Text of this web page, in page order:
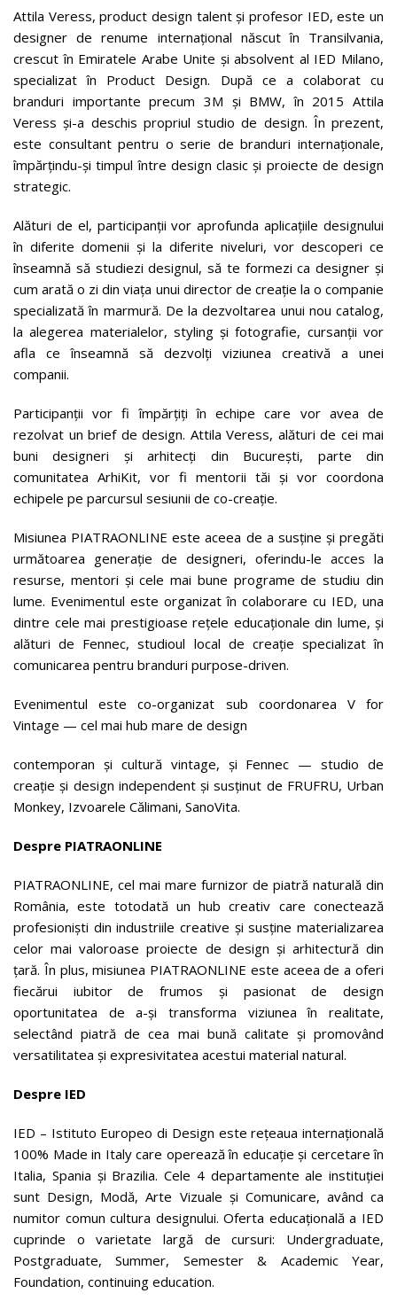
Attila Veress, product design talent și profesor IED, este un
designer de renume internațional născut în Transilvania,
crescut în Emiratele Arabe Unite și absolvent al IED Milano,
specializat în Product Design. După ce a colaborat cu
branduri importante precum 3M și BMW, în 2015 Attila
Veress și-a deschis propriul studio de design. În prezent,
este consultant pentru o serie de branduri internaționale,
împărțindu-și timpul între design clasic și proiecte de design
strategic.
Alături de el, participanții vor aprofunda aplicațiile designului
în diferite domenii și la diferite niveluri, vor descoperi ce
înseamnă să studiezi designul, să te formezi ca designer și
cum arată o zi din viața unui director de creație la o companie
specializată în marmură. De la dezvoltarea unui nou catalog,
la alegerea materialelor, styling și fotografie, cursanții vor
afla ce înseamnă să dezvolți viziunea creativă a unei
companii.
Participanții vor fi împărțiți în echipe care vor avea de
rezolvat un brief de design. Attila Veress, alături de cei mai
buni designeri și arhitecți din București, parte din
comunitatea ArhiKit, vor fi mentorii tăi și vor coordona
echipele pe parcursul sesiunii de co-creație.
Misiunea PIATRAONLINE este aceea de a susține și pregăti
următoarea generație de designeri, oferindu-le acces la
resurse, mentori și cele mai bune programe de studiu din
lume. Evenimentul este organizat în colaborare cu IED, una
dintre cele mai prestigioase rețele educaționale din lume, și
alături de Fennec, studioul local de creație specializat în
comunicarea pentru branduri purpose-driven.
Evenimentul este co-organizat sub coordonarea V for
Vintage — cel mai hub mare de design
contemporan și cultură vintage, și Fennec — studio de
creație și design independent și susținut de FRUFRU, Urban
Monkey, Izvoarele Călimani, SanoVita.
Despre PIATRAONLINE
PIATRAONLINE, cel mai mare furnizor de piatră naturală din
România, este totodată un hub creativ care conectează
profesioniști din industriile creative și susține materializarea
celor mai valoroase proiecte de design și arhitectură din
țară. În plus, misiunea PIATRAONLINE este aceea de a oferi
fiecărui iubitor de frumos și pasionat de design
oportunitatea de a-și transforma viziunea în realitate,
selectând piatră de cea mai bună calitate și promovând
versatilitatea și expresivitatea acestui material natural.
Despre IED
IED – Istituto Europeo di Design este rețeaua internațională
100% Made in Italy care operează în educație și cercetare în
Italia, Spania și Brazilia. Cele 4 departamente ale instituției
sunt Design, Modă, Arte Vizuale și Comunicare, având ca
numitor comun cultura designului. Oferta educațională a IED
cuprinde o varietate largă de cursuri: Undergraduate,
Postgraduate, Summer, Semester & Academic Year,
Foundation, continuing education.